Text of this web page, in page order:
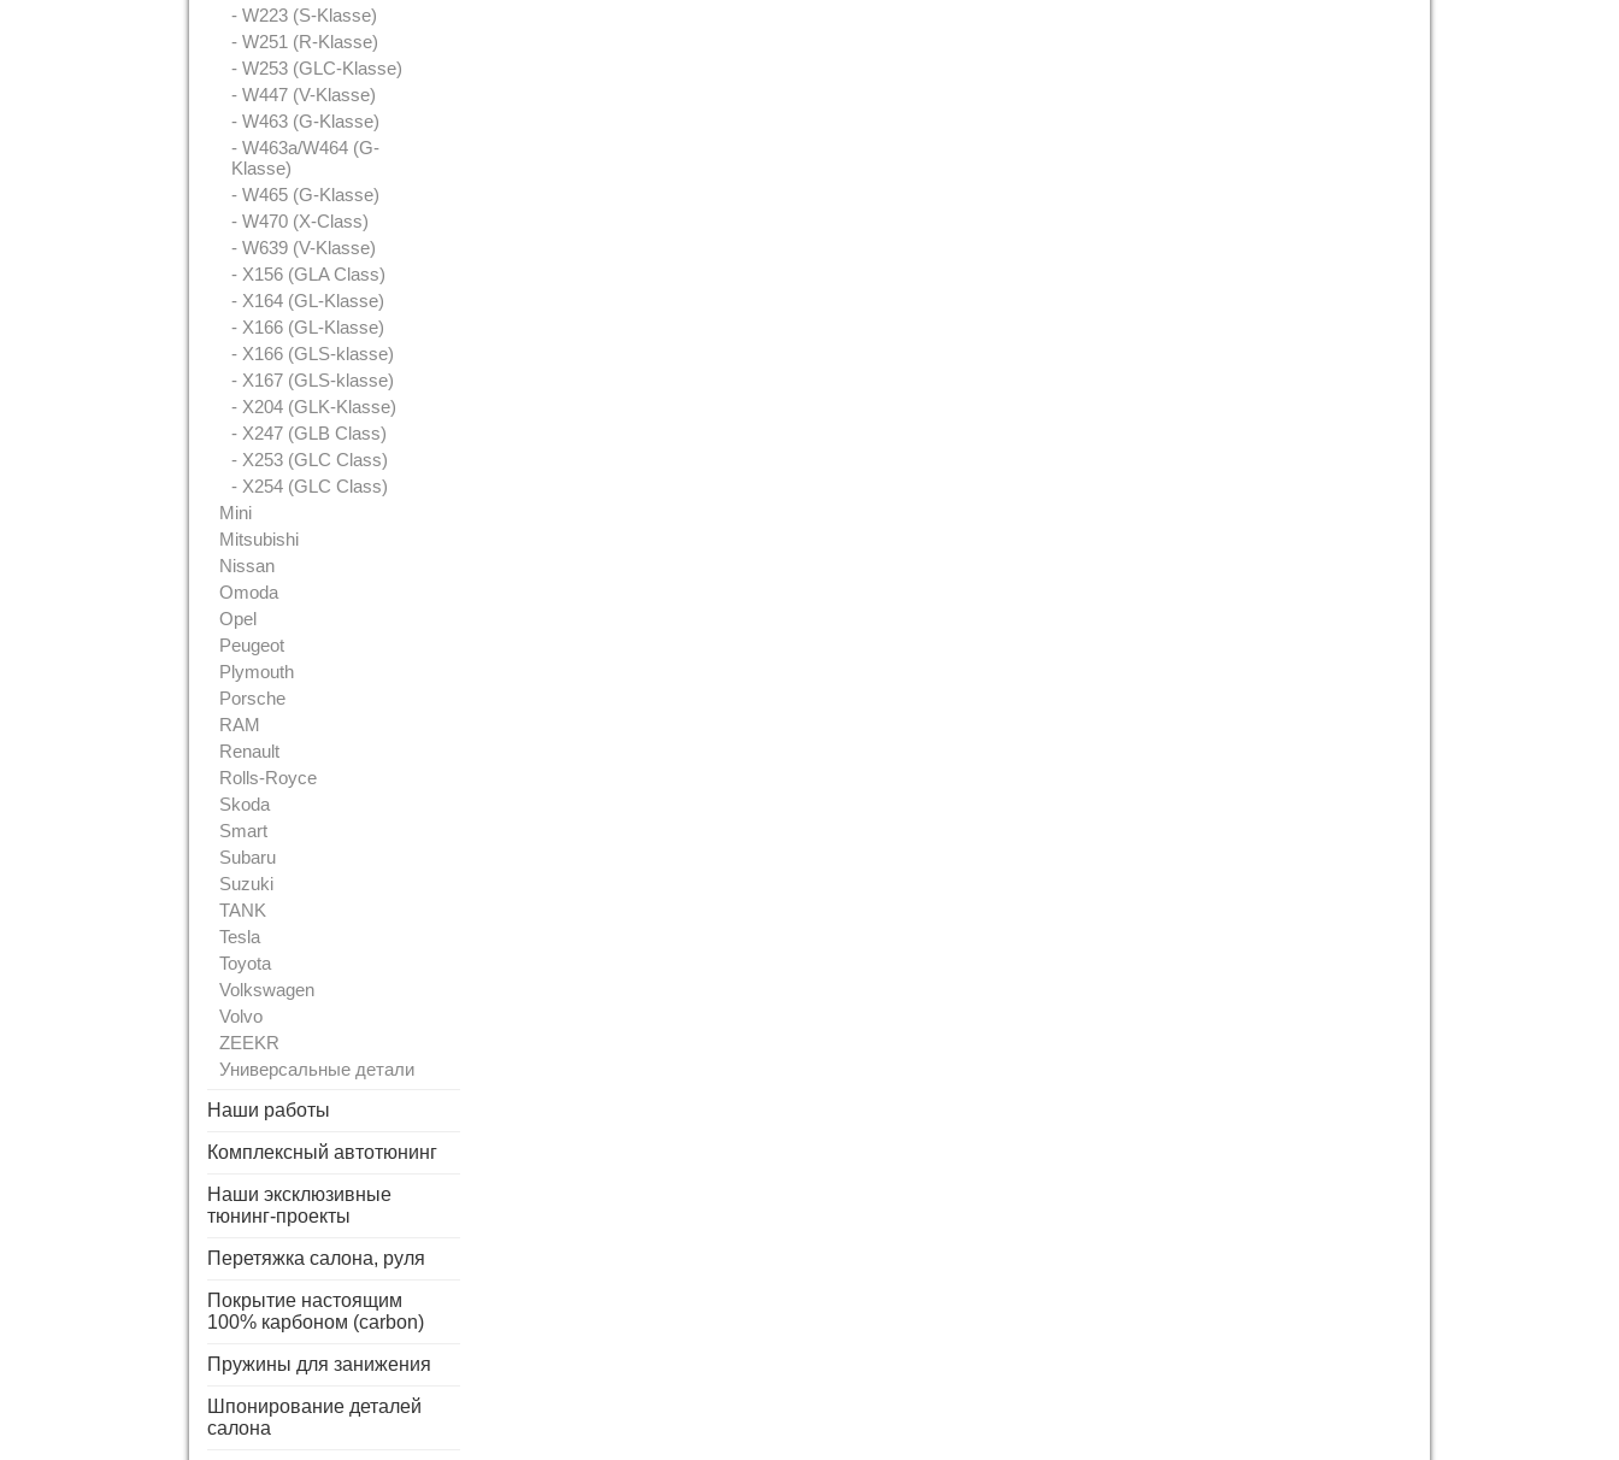
- W223 (S-Klasse)
- W251 (R-Klasse)
- W253 (GLC-Klasse)
- W447 (V-Klasse)
- W463 (G-Klasse)
- W463a/W464 (G-
Klasse)
- W465 (G-Klasse)
- W470 (X-Class)
- W639 (V-Klasse)
- X156 (GLA Class)
- X164 (GL-Klasse)
- X166 (GL-Klasse)
- X166 (GLS-klasse)
- X167 (GLS-klasse)
- X204 (GLK-Klasse)
- X247 (GLB Class)
- X253 (GLC Class)
- X254 (GLC Class)
Mini
Mitsubishi
Nissan
Omoda
Opel
Peugeot
Plymouth
Porsche
RAM
Renault
Rolls-Royce
Skoda
Smart
Subaru
Suzuki
TANK
Tesla
Toyota
Volkswagen
Volvo
ZEEKR
Универсальные детали
Наши работы
Комплексный автотюнинг
Наши эксклюзивные
тюнинг-проекты
Перетяжка салона, руля
Покрытие настоящим
100% карбоном (carbon)
Пружины для занижения
Шпонирование деталей
салона